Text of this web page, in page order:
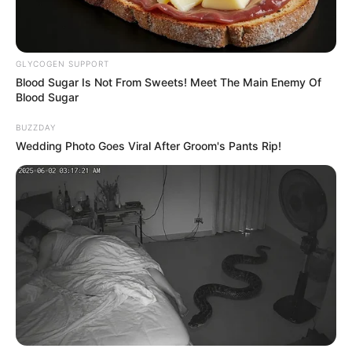
El gerente del Hospital, Jhon Pimiento, señaló que
“tenemos una situación complicada desde hace varios
GLYCOGEN SUPPORT
Blood Sugar Is Not From Sweets! Meet The Main Enemy Of
Blood Sugar
BUZZDAY
Wedding Photo Goes Viral After Groom's Pants Rip!